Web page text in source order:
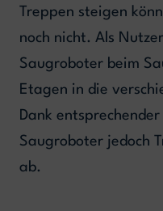
Treppen steigen
noch nicht. Als
Saugroboter beim
Etagen in die
Dank
Saugroboter jedoch
ab.